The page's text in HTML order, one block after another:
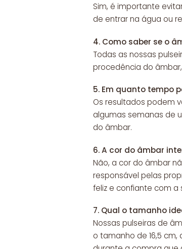
Sim, é importante
de entrar na água ou
4. Como saber se o
Todas as nossas
procedência do
5. Em quanto tempo
Os resultados podem
algumas semanas de
do âmbar.
6.A cor do âmbar
Não, a cor do âmbar
responsável pelas
feliz e confiante com a
7. Qual o tamanho
Nossas pulseiras de
o tamanho de 16,5